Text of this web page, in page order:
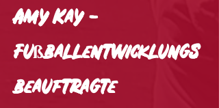
Amy Kay -
Fußballentwicklungs
beauftragte